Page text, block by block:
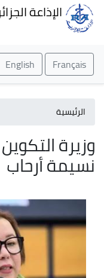
الإذاعة
Français
English
الرئيسية
وزيرة
نسيمة أرحاب